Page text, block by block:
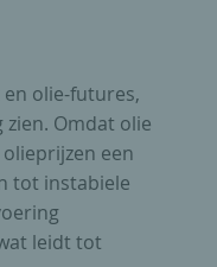
olie-futures,
Omdat olie
een
tot instabiele
leidt tot